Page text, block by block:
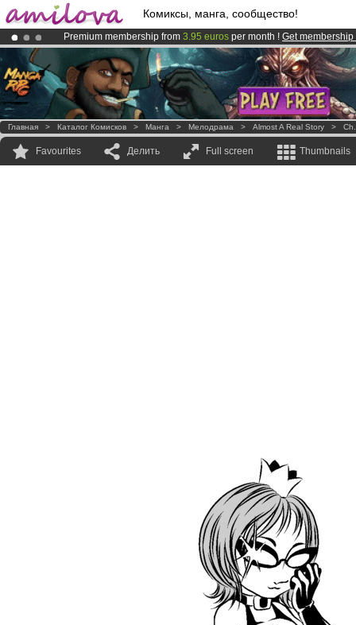
Комиксы, манга, сообщество!
Premium membership from 3.95 euros per month ! Get membership
Already 100000membersand 1000comics & mangas!.
AmilovaKickstarter is now LIVE!.
Главная > Каталог Комисков > Манга > Мелодрама > Almost A Real Story >
Favourites Делить Full screen Thumbnails